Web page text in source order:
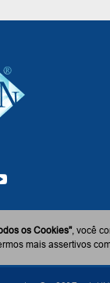
os Cookies", você
mais assertivos